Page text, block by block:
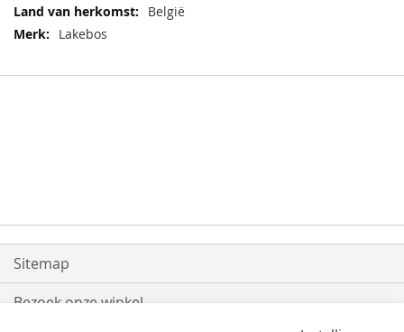
Meer
informatie
België
Lakebos
Sitemap
Bezoek onze winkel